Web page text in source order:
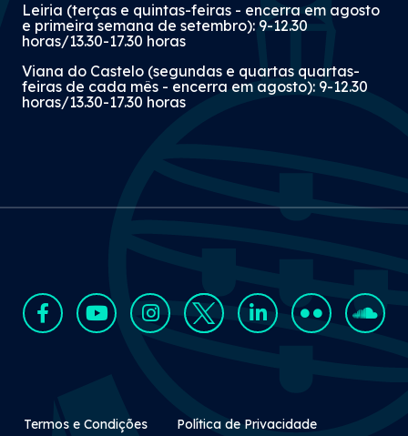
Leiria (terças e quintas-feiras - encerra em agosto
e primeira semana de setembro): 9-12.30
horas/13.30-17.30 horas
Viana do Castelo (segundas e quartas quartas-
feiras de cada mês - encerra em agosto): 9-12.30
horas/13.30-17.30 horas
Rodapé Secundário
Termos e Condições Política de Privacidade